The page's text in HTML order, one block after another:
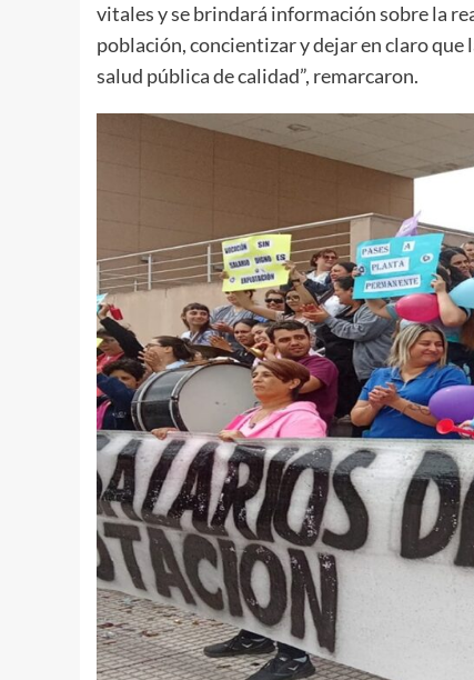
vitales y se brindará información sobre la
población, concientizar y dejar en claro
salud pública de calidad”, remarcaron.